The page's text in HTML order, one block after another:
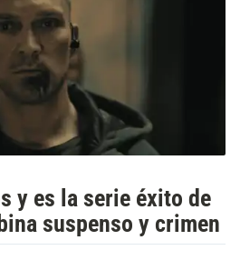
y es la serie éxito de
suspenso y crimen